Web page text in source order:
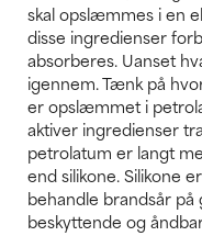
skal opslæmmes i en
disse ingredienser
absorberes. Uanset
igennem. Tænk på
er opslæmmet i
aktiver ingredienser
petrolatum er langt
end silikone. Silikone
behandle brandsår
beskyttende og